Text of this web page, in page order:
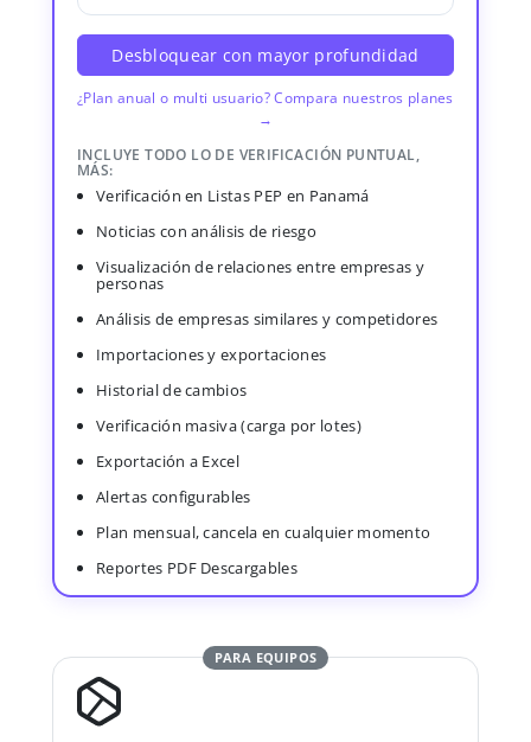
Desbloquear con mayor profundidad
¿Plan anual o multi usuario? Compara nuestros planes
→
INCLUYE TODO LO DE VERIFICACIÓN PUNTUAL,
MÁS:
Verificación en Listas PEP en Panamá
Noticias con análisis de riesgo
Visualización de relaciones entre empresas y
personas
Análisis de empresas similares y competidores
Importaciones y exportaciones
Historial de cambios
Verificación masiva (carga por lotes)
Exportación a Excel
Alertas configurables
Plan mensual, cancela en cualquier momento
Reportes PDF Descargables
PARA EQUIPOS